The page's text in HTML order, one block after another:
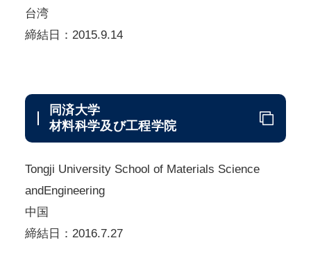
台湾
締結日：2015.9.14
同済大学
材料科学及び工程学院
Tongji University School of Materials Science
andEngineering
中国
締結日：2016.7.27